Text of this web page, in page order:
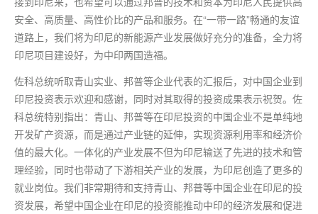
安全、高质量、高性价比的产品和服务。在“一带一路”畅通的友谊
道路上，我们将为印尼的新能源产业发展做好充分的准备，全力将
印尼项目建设好，为中印两国造福。
佐科总统听取青山实业、邦普等企业代表的汇报后，对中国企业到
印尼投资表示欢迎和感谢，同时对其取得的投资成果表示祝贺。佐
科总统特别指出：青山、邦普等在印尼投资的中国企业不是单纯地
开发矿产资源，而是通过产业链的延伸，实现资源利用率和经济价
值的最大化。一体化的产业发展不但为印尼输送了先进的技术和管
理经验，同时也带动了下游相关产业的发展，为印尼创造了更多的
就业岗位。我们非常期待和支持青山、邦普等中国企业在印尼的投
资发展，希望中国企业在印尼的投资能推动中印的经济发展和促进